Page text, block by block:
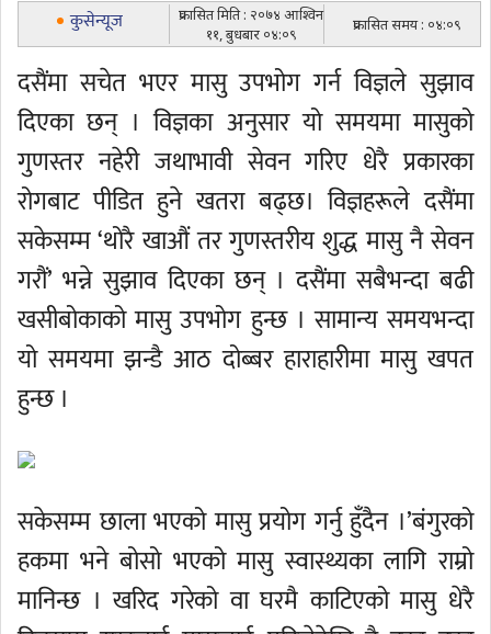
कुसेन्यूज
प्रकासित मिति : २०७४ आश्विन
११, बुधबार ०४:०९
प्रकासित समय : ०४:०९
दसैंमा सचेत भएर मासु उपभोग गर्न विज्ञले सुझाव
दिएका छन् । विज्ञका अनुसार यो समयमा मासुको
गुणस्तर नहेरी जथाभावी सेवन गरिए धेरै प्रकारका
रोगबाट पीडित हुने खतरा बढ्छ। विज्ञहरूले दसैंमा
सकेसम्म ‘थोरै खाऔं तर गुणस्तरीय शुद्ध मासु नै सेवन
गरौं’ भन्ने सुझाव दिएका छन् । दसैंमा सबैभन्दा बढी
खसीबोकाको मासु उपभोग हुन्छ । सामान्य समयभन्दा
यो समयमा झन्डै आठ दोब्बर हाराहारीमा मासु खपत
हुन्छ ।
सकेसम्म छाला भएको मासु प्रयोग गर्नु हुँदैन ।’बंगुरको
हकमा भने बोसो भएको मासु स्वास्थ्यका लागि राम्रो
मानिन्छ । खरिद गरेको वा घरमै काटिएको मासु धेरै